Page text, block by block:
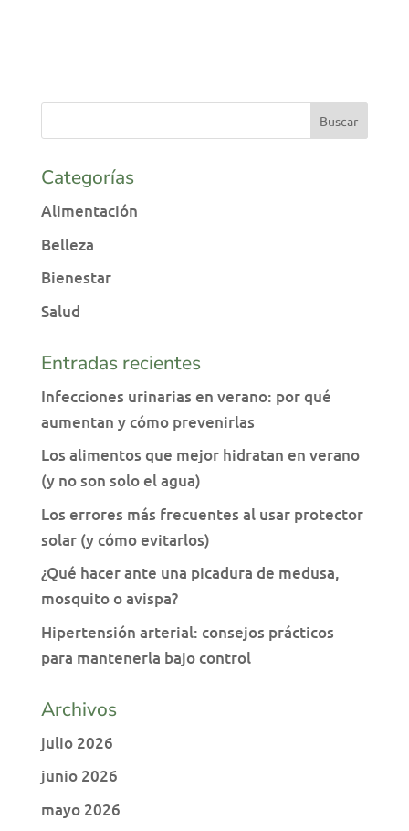
Categorías
Alimentación
Belleza
Bienestar
Salud
Entradas recientes
Infecciones urinarias en verano: por qué
aumentan y cómo prevenirlas
Los alimentos que mejor hidratan en verano
(y no son solo el agua)
Los errores más frecuentes al usar protector
solar (y cómo evitarlos)
¿Qué hacer ante una picadura de medusa,
mosquito o avispa?
Hipertensión arterial: consejos prácticos
para mantenerla bajo control
Archivos
julio 2026
junio 2026
mayo 2026